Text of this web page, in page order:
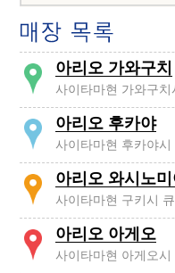
아리오 가와구치
사이타마현 가와구
아리오 후카야
사이타마현 후카야
아리오 와시노
사이타마현 구키시
아리오 아게오
사이타마현 아게오